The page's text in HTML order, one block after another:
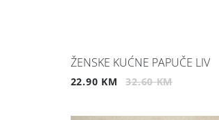
ŽENSKE KUĆNE PAPUČE LIV
22.90 KM 32.60 KM